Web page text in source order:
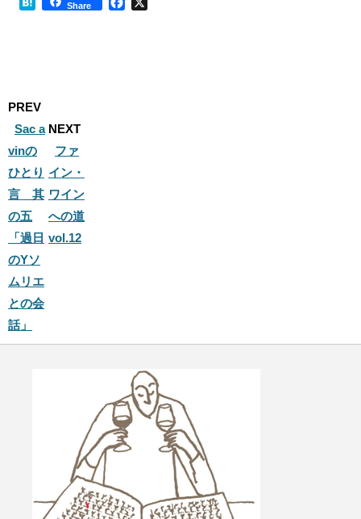
Share
PREV
Sac a
vinの
ひとり
言 其
の五
「過日
のYソ
ムリエ
との会
話」
NEXT
ファ
イン・
ワイン
への道
vol.12